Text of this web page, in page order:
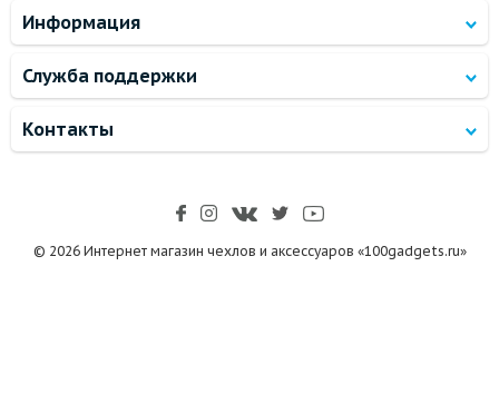
Информация
Служба поддержки
Контакты
© 2026 Интернет магазин чехлов и аксессуаров «100gadgets.ru»